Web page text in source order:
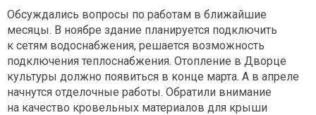
Обсуждались вопросы по работам в ближайшие
месяцы. В ноябре здание планируется подключить
к сетям водоснабжения, решается возможность
подключения теплоснабжения. Отопление в Дворце
культуры должно появиться в конце марта. А в апреле
начнутся отделочные работы. Обратили внимание
на качество кровельных материалов для крыши